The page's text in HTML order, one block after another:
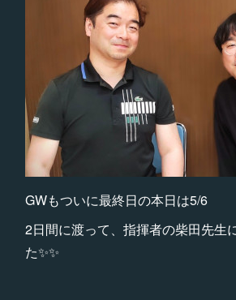
GWもついに最終日の本日は5/6
2日間に渡って、指揮者の柴田先生
た✨✨